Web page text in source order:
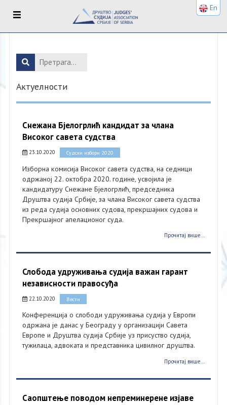
Актуелности
Снежана Бјелогрлић кандидат за члана
Високог савета судства
23.10.2020 Судски избори 2020
Изборна комисија Високог савета судства, на седници
одржаној 22. октобра 2020. године, усвојила је
кандидатуру Снежане Бјелогрлић, председника
Друштва судија Србије, за члана Високог савета судства
из реда судија основних судова, прекршајних судова и
Прекршајног апелационог суда.
Прочитај више...
Слобода удруживања судија важан гарант
независности правосуђа
22.10.2020 Вести
Конференција о слободи удруживања судија у Европи
одржана је данас у Београду у организацији Савета
Европе и Друштва судија Србије уз присуство судија,
тужилаца, адвоката и представника цивилног друштва.
Прочитај више...
Саопштење поводом непреминерене изјаве
En